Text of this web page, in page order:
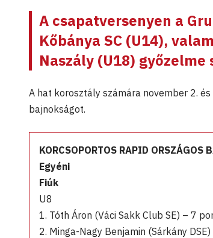
A csapatversenyen a
Kőbánya SC (U14),
Naszály (U18)
A hat korosztály számára november 2.
bajnokságot.
KORCSOPORTOS RAPID ORSZÁGOS
Egyéni
Fiúk
U8
1. Tóth Áron (Váci Sakk Club SE) – 7
2. Minga-Nagy Benjamin (Sárkány